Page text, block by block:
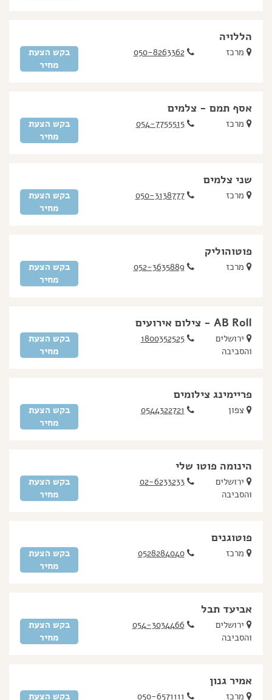
הללויה
מרכז 050-8263362
בקש הצעת
מחיר
אסף תמם - צלמים
מרכז 054-7755515
בקש הצעת
מחיר
שני צלמים
מרכז 050-3138777
בקש הצעת
מחיר
פוטוהוליק
מרכז 052-3635889
בקש הצעת
מחיר
AB Roll - צילום אירועים
ירושלים
והסביבה
1800352525
בקש הצעת
מחיר
פריימינג צילומים
צפון 0544322721
בקש הצעת
מחיר
הינומה פוטו שלי
ירושלים
והסביבה
02-6233233
בקש הצעת
מחיר
פוטוגנים
מרכז 0528284040
בקש הצעת
מחיר
אביעד תבל
ירושלים
והסביבה
054-3034466
בקש הצעת
מחיר
אמיר גנון
מרכז 050-6571111 בקש הצעת